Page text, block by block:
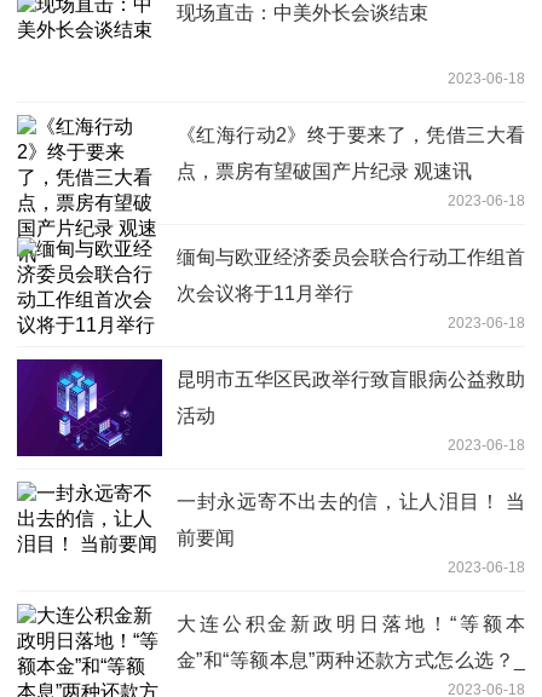
现场直击：中美外长会谈结束
2023-06-18
《红海行动2》终于要来了，凭借三大看
点，票房有望破国产片纪录 观速讯
2023-06-18
缅甸与欧亚经济委员会联合行动工作组首
次会议将于11月举行
2023-06-18
昆明市五华区民政举行致盲眼病公益救助
活动
2023-06-18
一封永远寄不出去的信，让人泪目！ 当
前要闻
2023-06-18
大连公积金新政明日落地！“等额本
金”和“等额本息”两种还款方式怎么选？_
2023-06-18